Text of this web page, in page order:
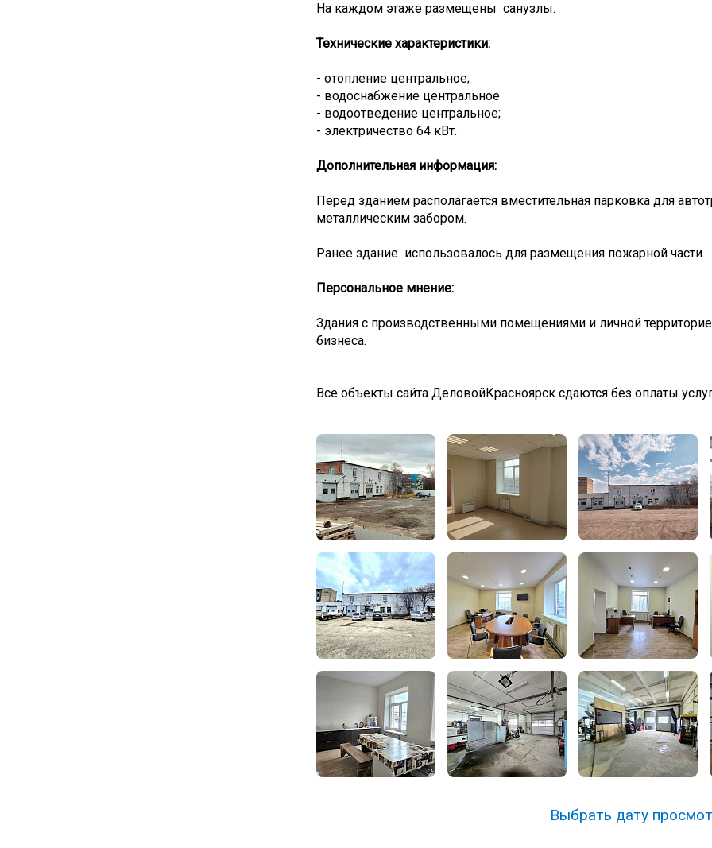
На каждом этаже размещены санузлы.
Технические характеристики:
- отопление центральное;
- водоснабжение центральное
- водоотведение центральное;
- электричество 64 кВт.
Дополнительная информация:
Перед зданием располагается вместительная парковка для
металлическим забором.
Ранее здание использовалось для размещения пожарной части.
Персональное мнение:
Здания с производственными помещениями и личной
бизнеса.
Все объекты сайта ДеловойКрасноярск сдаются без оплаты
Выбрать дату